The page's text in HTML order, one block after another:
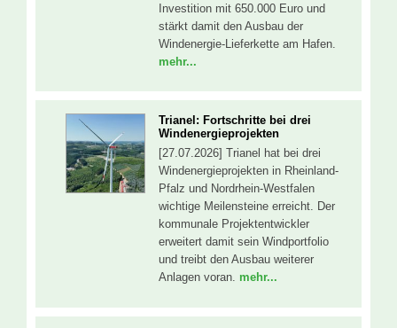
Investition mit 650.000 Euro und
stärkt damit den Ausbau der
Windenergie-Lieferkette am Hafen.
mehr...
Trianel: Fortschritte bei drei
Windenergieprojekten
[27.07.2026] Trianel hat bei drei
Windenergieprojekten in Rheinland-
Pfalz und Nordrhein-Westfalen
wichtige Meilensteine erreicht. Der
kommunale Projektentwickler
erweitert damit sein Windportfolio
und treibt den Ausbau weiterer
Anlagen voran. mehr...